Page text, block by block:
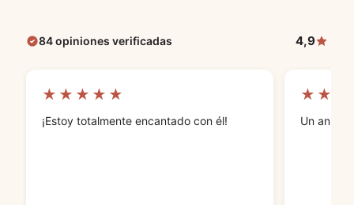
84 opiniones verificadas 4,9
★★★★★
¡Estoy totalmente encantado con él! Un anillo